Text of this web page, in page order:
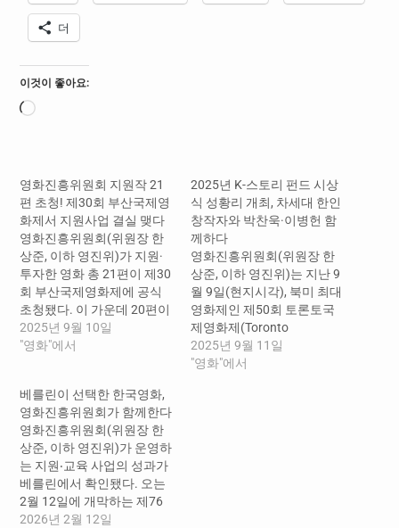
더
이것이 좋아요:
로
영화진흥위원회 지원작 21
편 초청! 제30회 부산국제영
화제서 지원사업 결실 맺다
영화진흥위원회(위원장 한
상준, 이하 영진위)가 지원·
투자한 영화 총 21편이 제30
회 부산국제영화제에 공식
초청됐다. 이 가운데 20편이
한국영화로 전체 한국영화
초청작 70편 중 약 30%를 차
열리는 제30회 부산국제영
화제에서 영진위가 지원·투
자한 작품이 초청됐다. 참신
하고 독창적인 작품을 발굴
하며 안정적인 창작 환경 조
성을 지원하는 ‘독립예술영
화 제작지원’, 극장…
2025년 9월 10일
"영화"에서
2025년 K-스토리 펀드 시상
식 성황리 개최, 차세대 한인
창작자와 박찬욱·이병헌 함
께하다
영화진흥위원회(위원장 한
상준, 이하 영진위)는 지난 9
월 9일(현지시각), 북미 최대
영화제인 제50회 토론토국
제영화제(Toronto
International Film Festival,
이하 TIFF) 기간 중 ‘2025년
2025년 9월 11일
"영화"에서
베를린이 선택한 한국영화,
영화진흥위원회가 함께한다
영화진흥위원회(위원장 한
상준, 이하 영진위)가 운영하
는 지원‧교육 사업의 성과가
베를린에서 확인됐다. 오는
2월 12일에 개막하는 제76
회 베를린국제영화제에 초
2026년 2월 12일